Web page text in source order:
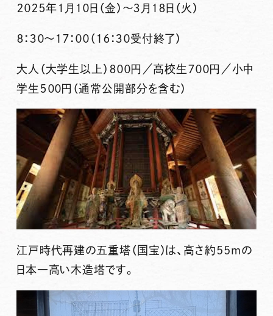
２０２５年１月１０日（金）～３月１８日（火）
８：３０～１７：００（１６：３０受付終了）
大人（大学生以上）８００円／高校生７００円／小中
学生５００円（通常公開部分を含む）
江戸時代再建の五重塔（国宝）は、高さ約55mの
日本一高い木造塔です。